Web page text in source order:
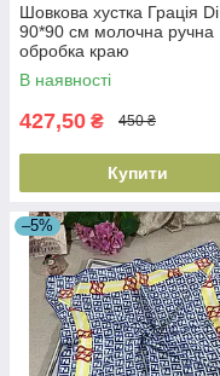
Шовкова хустка Грація Di
90*90 см молочна ручна
обробка краю
В наявності
427,50 ₴ 450 ₴
Купити
–5%